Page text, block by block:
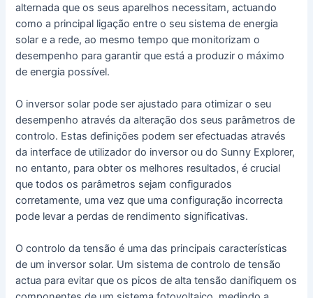
alternada que os seus aparelhos necessitam, actuando
como a principal ligação entre o seu sistema de energia
solar e a rede, ao mesmo tempo que monitorizam o
desempenho para garantir que está a produzir o máximo
de energia possível.
O inversor solar pode ser ajustado para otimizar o seu
desempenho através da alteração dos seus parâmetros de
controlo. Estas definições podem ser efectuadas através
da interface de utilizador do inversor ou do Sunny Explorer,
no entanto, para obter os melhores resultados, é crucial
que todos os parâmetros sejam configurados
corretamente, uma vez que uma configuração incorrecta
pode levar a perdas de rendimento significativas.
O controlo da tensão é uma das principais características
de um inversor solar. Um sistema de controlo de tensão
actua para evitar que os picos de alta tensão danifiquem os